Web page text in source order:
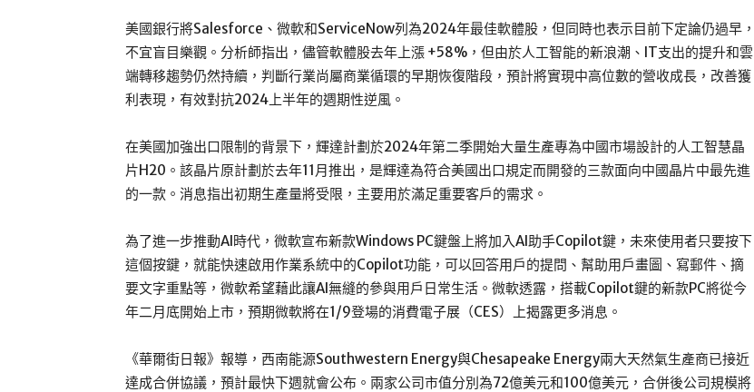
美國銀行將Salesforce、微軟和ServiceNow列為2024年最佳軟體股，但同時也表示目前下定論仍過早，
不宜盲目樂觀。分析師指出，儘管軟體股去年上漲 +58%，但由於人工智能的新浪潮、IT支出的提升和雲
端轉移趨勢仍然持續，判斷行業尚屬商業循環的早期恢復階段，預計將實現中高位數的營收成長，改善獲
利表現，有效對抗2024上半年的週期性逆風。
在美國加強出口限制的背景下，輝達計劃於2024年第二季開始大量生產專為中國市場設計的人工智慧晶
片H20。該晶片原計劃於去年11月推出，是輝達為符合美國出口規定而開發的三款面向中國晶片中最先進
的一款。消息指出初期生產量將受限，主要用於滿足重要客戶的需求。
為了進一步推動AI時代，微軟宣布新款Windows PC鍵盤上將加入AI助手Copilot鍵，未來使用者只要按下
這個按鍵，就能快速啟用作業系統中的Copilot功能，可以回答用戶的提問、幫助用戶畫圖、寫郵件、摘
要文字重點等，微軟希望藉此讓AI無縫的參與用戶日常生活。微軟透露，搭載Copilot鍵的新款PC將從今
年二月底開始上市，預期微軟將在1/9登場的消費電子展（CES）上揭露更多消息。
《華爾街日報》報導，西南能源Southwestern Energy與Chesapeake Energy兩大天然氣生產商已接近
達成合併協議，預計最快下週就會公布。兩家公司市值分別為72億美元和100億美元，合併後公司規模將